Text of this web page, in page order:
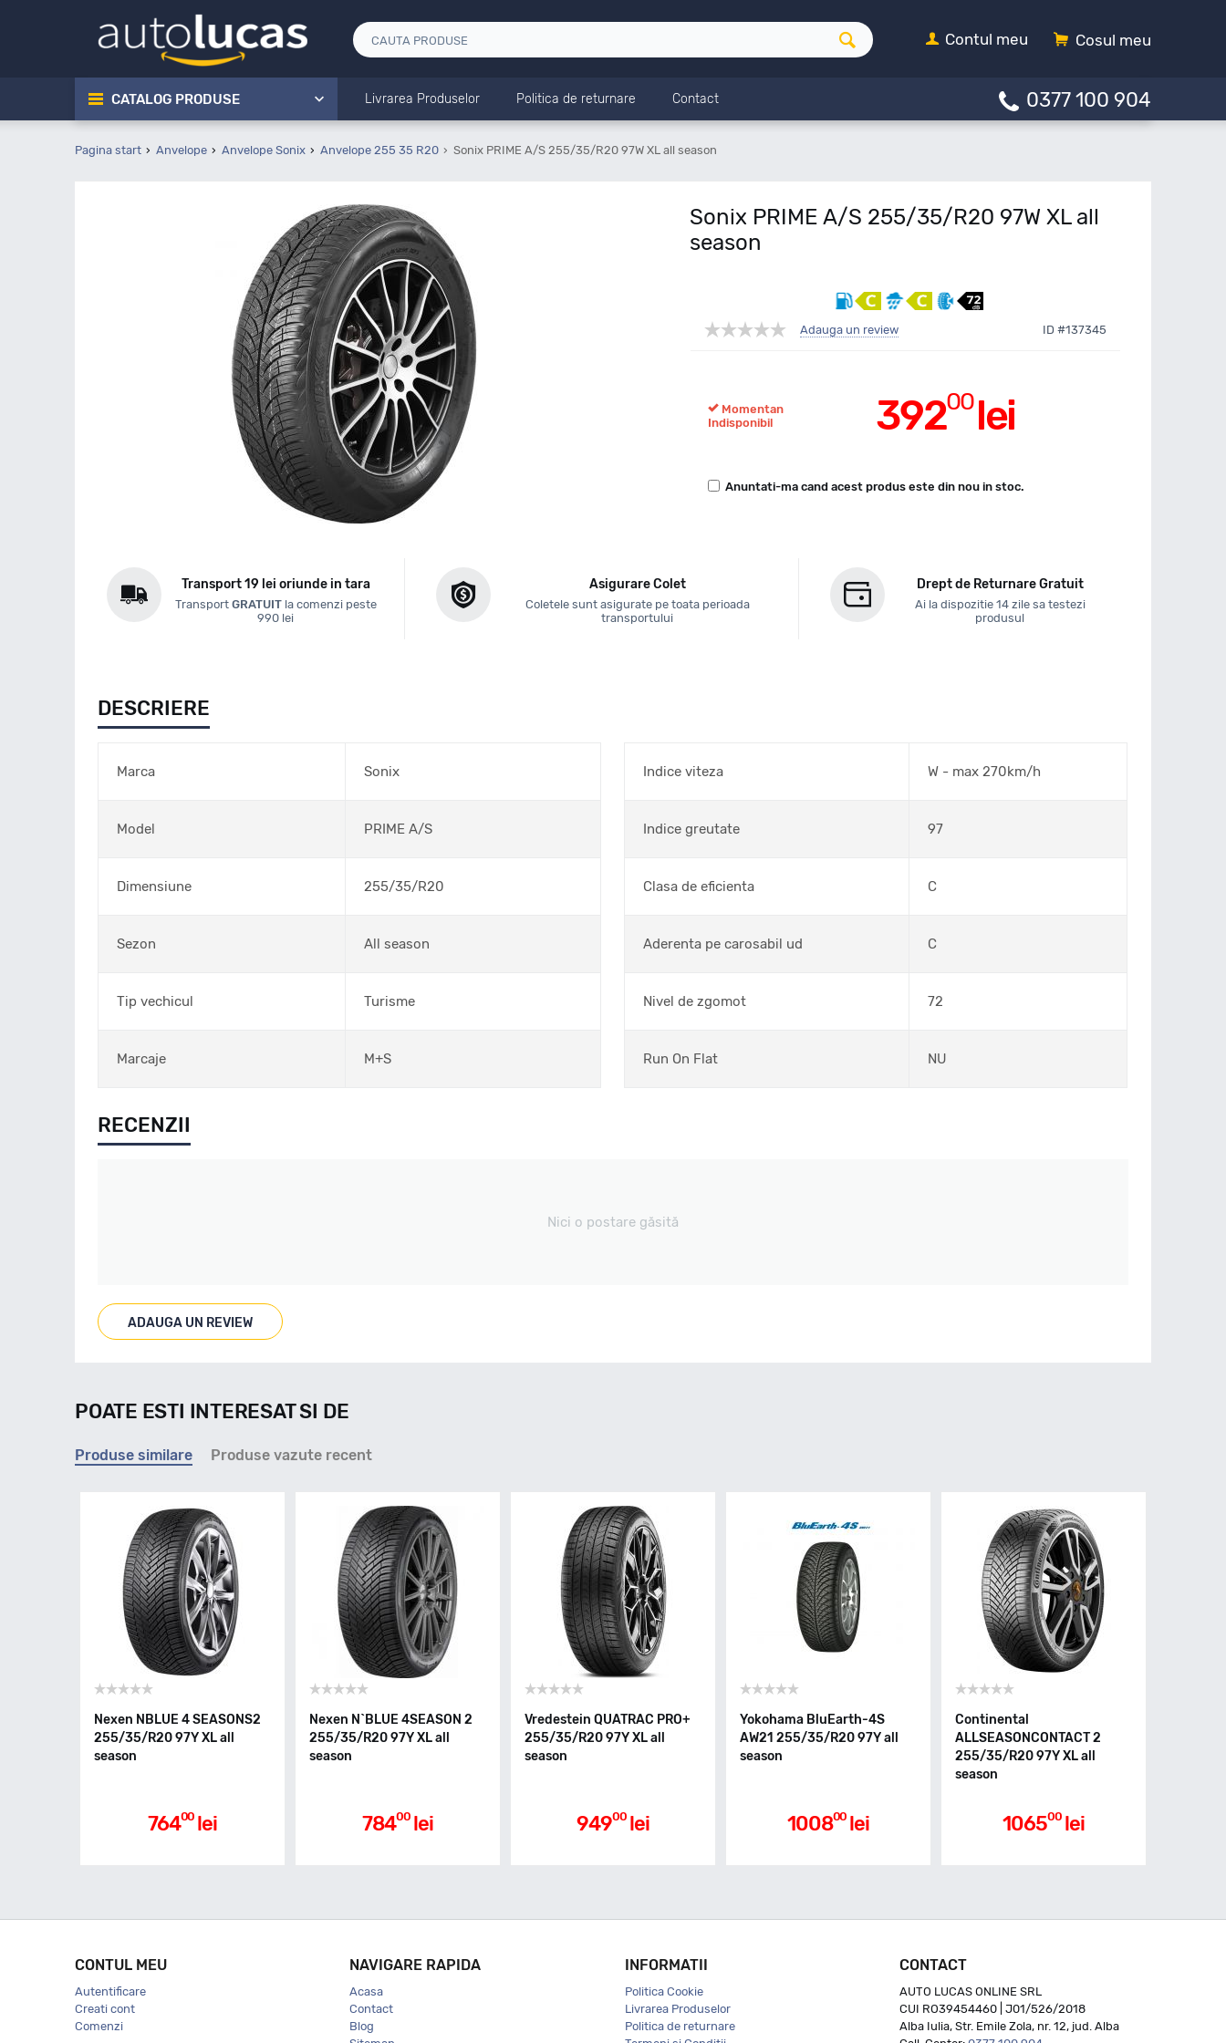
Cosul meu
Contul meu
CATALOG PRODUSE Livrarea Produselor Politica de returnare Contact 0377 100 904
Pagina start Anvelope Anvelope Sonix Anvelope 255 35 R20 Sonix PRIME A/S 255/35/R20 97W XL all season
Sonix PRIME A/S 255/35/R20 97W XL all
season
Adauga un review ID #137345
39200lei
Momentan
Indisponibil
Anuntati-ma cand acest produs este din nou in stoc.
Transport 19 lei oriunde in tara
Transport GRATUITla comenzi peste
990 lei
Asigurare Colet
Coletele sunt asigurate pe toata perioada
transportului
Drept de Returnare Gratuit
Ai la dispozitie 14 zile sa testezi
produsul
DESCRIERE
Marca Sonix
Model PRIME A/S
Dimensiune 255/35/R20
Sezon All season
Tip vechicul Turisme
Marcaje M+S
Indice viteza W - max 270km/h
Indice greutate 97
Clasa de eficienta C
Aderenta pe carosabil ud C
Nivel de zgomot 72
Run On Flat NU
RECENZII
Nici o postare găsită
ADAUGA UN REVIEW
POATE ESTI INTERESAT SI DE
Produse similare Produse vazute recent
Nexen NBLUE 4 SEASONS2
255/35/R20 97Y XL all
season
76400 lei
Nexen N`BLUE 4SEASON 2
255/35/R20 97Y XL all
season
78400 lei
Vredestein QUATRAC PRO+
255/35/R20 97Y XL all
season
94900 lei
Yokohama BluEarth-4S
AW21 255/35/R20 97Y all
season
100800 lei
Continental
ALLSEASONCONTACT 2
255/35/R20 97Y XL all
season
106500 lei
CONTUL MEU
Autentificare
Creati cont
Comenzi
NAVIGARE RAPIDA
Acasa
Contact
Blog
INFORMATII
Politica Cookie
Livrarea Produselor
Politica de returnare
CONTACT
AUTO LUCAS ONLINE SRL
CUI RO39454460 | J01/526/2018
Alba Iulia, Str. Emile Zola, nr. 12, jud. Alba